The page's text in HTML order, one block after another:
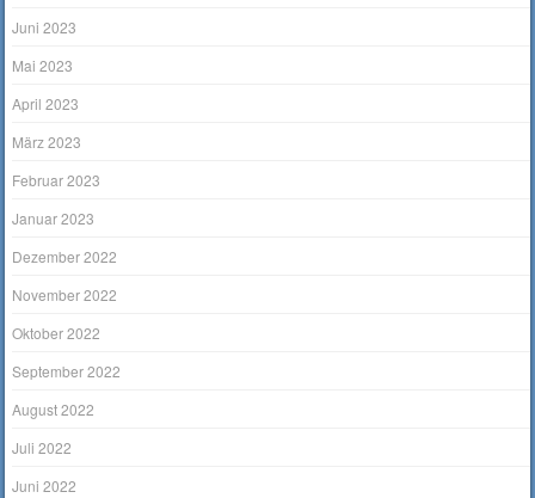
Juni 2023
Mai 2023
April 2023
März 2023
Februar 2023
Januar 2023
Dezember 2022
November 2022
Oktober 2022
September 2022
August 2022
Juli 2022
Juni 2022